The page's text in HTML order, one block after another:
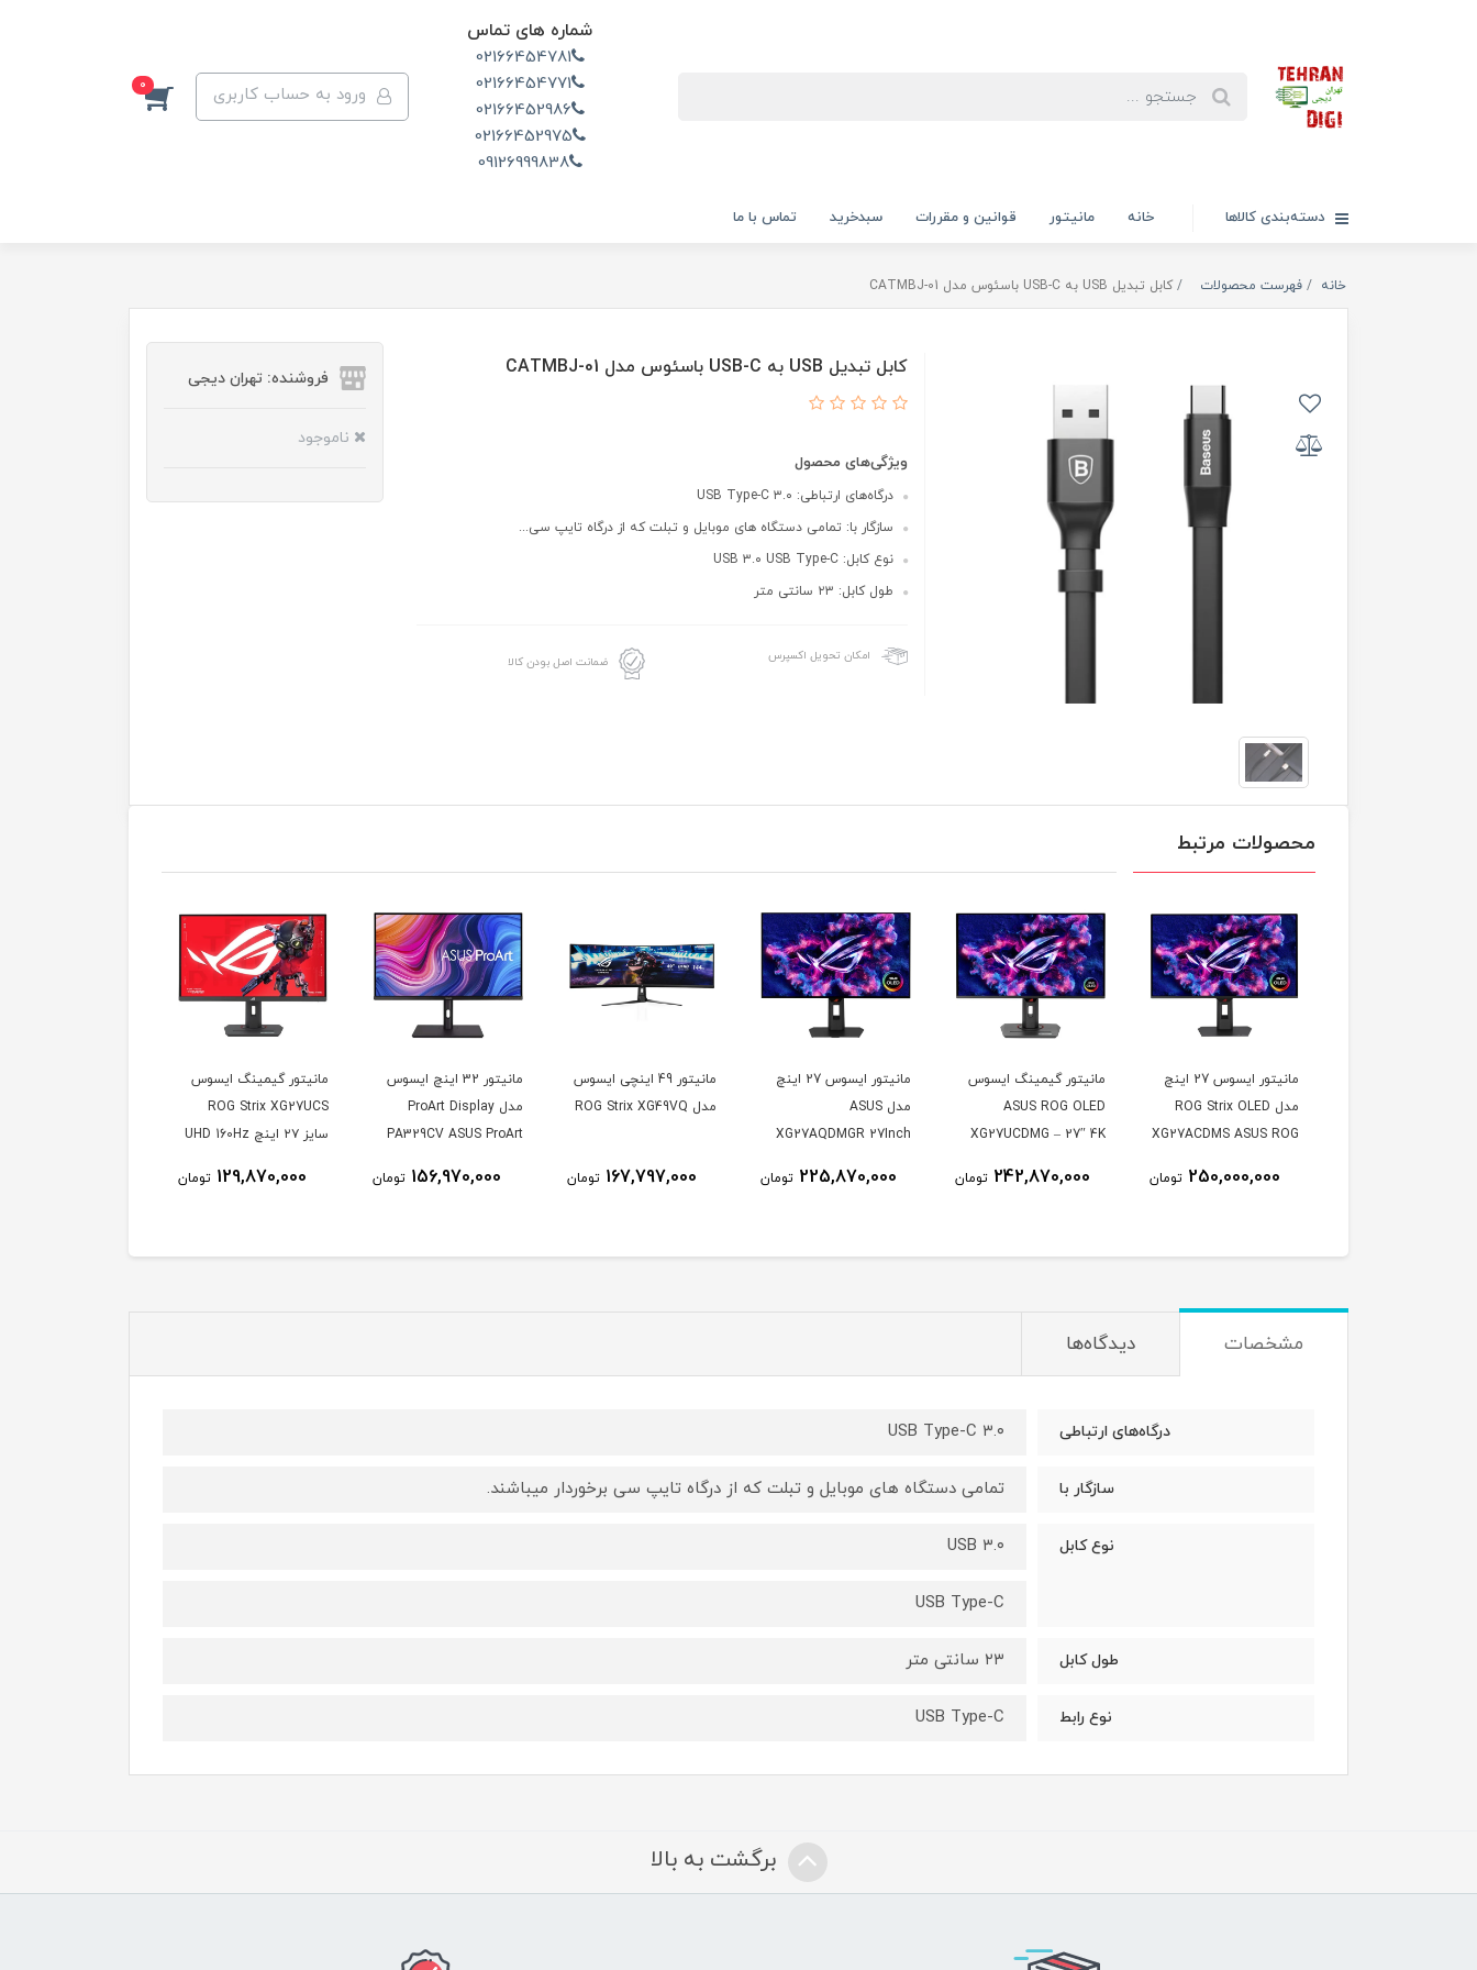
شماره های تماس
02166454781
02166454771
02166452986
02166452975
09126999838
ورود به حساب کاربری 0
دسته‌بندی کالاها خانه مانیتور قوانین و مقررات سبدخرید تماس با ما
خانه فهرست محصولات کابل تبدیل USB به USB-C باسئوس مدل CATMBJ-01
کابل تبدیل USB به USB-C باسئوس مدل CATMBJ-01
ویژگی‌های محصول
درگاه‌های ارتباطی: USB Type-C ۳.۰
سازگار با: تمامی دستگاه های موبایل و تبلت که از درگاه تایپ سی...
نوع کابل: USB ۳.۰ USB Type-C
طول کابل: ۲۳ سانتی متر
امکان تحویل اکسپرس ضمانت اصل بودن کالا
فروشنده: تهران دیجی
ناموجود
محصولات مرتبط
مانیتور ایسوس 27 اینچ
مدل ROG Strix OLED
XG27ACDMS ASUS ROG
26.5inch QD-OLED 2560
250,000,000 تومان
مانیتور گیمینگ ایسوس
ASUS ROG OLED
XG27UCDMG – 27″ 4K
242,870,000 تومان
مانیتور ایسوس 27 اینچ
مدل ASUS
XG27AQDMGR 27Inch
240Hz 0.03ms 250Nits
225,870,000 تومان
مانیتور 49 اینچی ایسوس
مدل ROG Strix XG49VQ
167,797,000 تومان
مانیتور 32 اینچ ایسوس
مدل ProArt Display
PA329CV ASUS ProArt
Inch IPS 4K UHD
156,970,000 تومان
مانیتور گیمینگ ایسوس
ROG Strix XG27UCS
سایز ۲۷ اینچ UHD 160Hz
129,870,000 تومان
مشخصات دیدگاه‌ها
درگاه‌های ارتباطی USB Type-C ۳.۰
سازگار با تمامی دستگاه های موبایل و تبلت که از درگاه تایپ سی برخوردار میباشند.
نوع کابل USB ۳.۰
USB Type-C
طول کابل ۲۳ سانتی متر
نوع رابط USB Type-C
برگشت به بالا